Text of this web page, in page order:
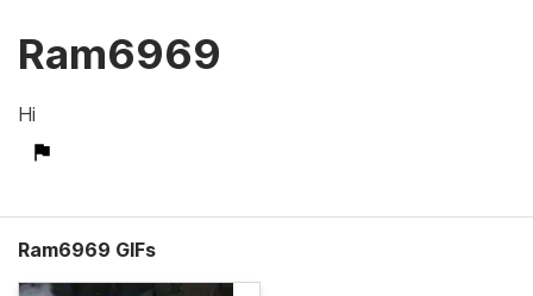
Ram6969
Hi
Ram6969 GIFs